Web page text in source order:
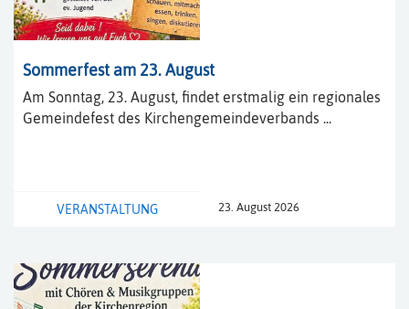
Sommerfest am 23. August
Am Sonntag, 23. August, findet erstmalig ein regionales
Gemeindefest des Kirchengemeindeverbands ...
VERANSTALTUNG 23. August 2026